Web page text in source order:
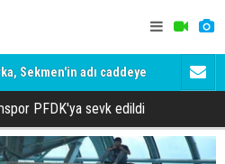
Sekmen'in adı caddeye
PFDK'ya sevk edildi